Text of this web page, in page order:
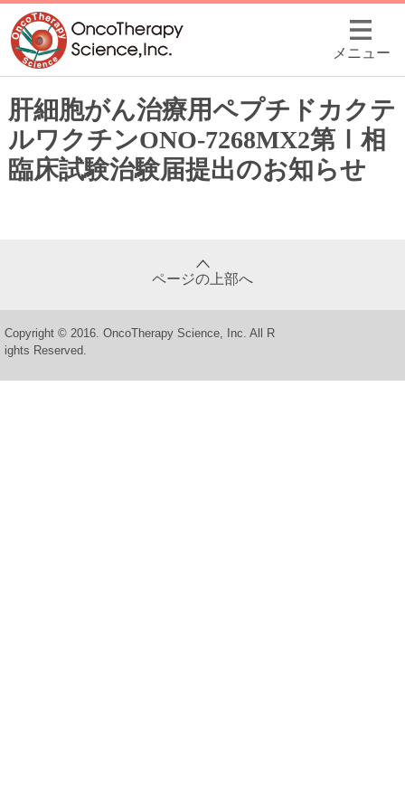
メニュー
肝細胞がん治療用ペプチドカクテ
ルワクチンONO-7268MX2第Ⅰ相
臨床試験治験届提出のお知らせ
ページの上部へ
Copyright © 2016. OncoTherapy Science, Inc. All R
ights Reserved.